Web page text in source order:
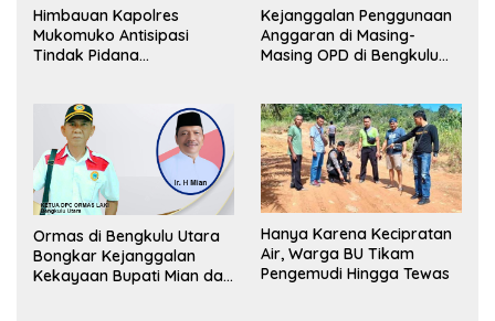
Himbauan Kapolres
Mukomuko Antisipasi
Tindak Pidana
Kejanggalan Penggunaan
Anggaran di Masing-
Masing OPD di Bengkulu
Ormas di Bengkulu Utara
Bongkar Kejanggalan
Kekayaan Bupati Mian dan
Hanya Karena Kecipratan
Air, Warga BU Tikam
Pengemudi Hingga Tewas